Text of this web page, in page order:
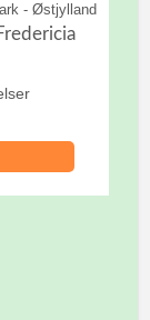
- Østjylland